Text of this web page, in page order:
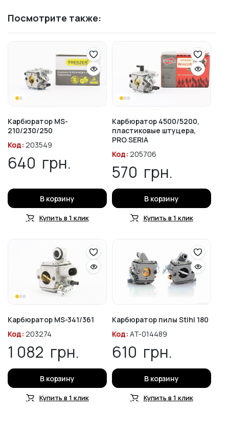
Посмотрите также:
Карбюратор MS-
210/230/250
Код: 203549
640 грн.
В корзину
Купить в 1 клик
Карбюратор 4500/5200,
пластиковые штуцера,
PRO SERIA
Код: 205706
570 грн.
В корзину
Купить в 1 клик
Карбюратор MS-341/361
Код: 203274
1 082 грн.
В корзину
Купить в 1 клик
Карбюратор пилы Stihl 180
Код: AT-014489
610 грн.
В корзину
Купить в 1 клик